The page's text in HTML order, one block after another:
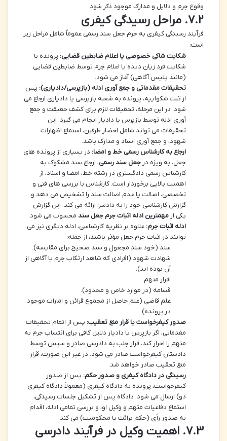
وقوع جرم و دلایل و مدارک موجود ذکر شود.
۷.۲. مراحل رسیدگی کیفری
فرآیند رسیدگی کیفری به جرم جعل سند رسمی عموماً شامل مراحل زیر
است:
شکایت شاکی خصوصی یا اعلام ضابطین قضایی: پرونده با
شکایت فرد زیان دیده یا اعلام جرم توسط ضابطین قضایی
(مانند پلیس آگاهی) آغاز می شود.
تحقیقات مقدماتی و جمع آوری ادله (بازپرسی/دادیاری): پس
از ثبت شکواییه، پرونده به شعبه بازپرسی یا دادیاری ارجاع می
شود. در این مرحله، تحقیقات لازم برای کشف حقیقت و جمع
آوری ادله توسط بازپرس یا دادیار انجام می گیرد. این
تحقیقات می تواند شامل احضار طرفین، استماع اظهارات
شهود، و جمع آوری اسناد و مدارک باشد.
ارجاع به کارشناس رسمی خط و امضا: در بسیاری از پرونده های
جعل، به ویژه در جعل سند رسمی، ارجاع سند مشکوک به
کارشناس رسمی دادگستری در رشته خط، امضا و اسناد، از
اهمیت بالایی برخوردار است. کارشناس با بررسی های فنی و
تخصصی، اصالت یا عدم اصالت سند را تشخیص می دهد و
گزارش کارشناسی خود را به دادسرا ارائه می کند. این گزارش
یکی از مهمترین ادله اثبات جرم جعل سند محسوب می شود.
ادله اثبات جرم: علاوه بر نظریه کارشناسی، ادله دیگری نیز می
توانند در اثبات جرم جعل مؤثر باشند، از جمله:
سند (خود سند مجعول و سند صحیح برای مقایسه).
شهادت شهود (افرادی که شاهد ارتکاب جرم یا آگاهی از
آن بوده اند).
اقرار متهم.
قسامه (در موارد خاص و محدود).
علم قاضی (علم حاصل از مجموع قرائن و امارات موجود
در پرونده).
صدور کیفرخواست یا قرار منع تعقیب: پس از اتمام تحقیقات
مقدماتی، اگر بازپرس یا دادیار دلایل کافی برای انتساب جرم به
متهم را احراز کند، قرار جلب به دادرسی صادر و سپس توسط
دادستان کیفرخواست صادر می شود. در غیر این صورت، قرار
منع تعقیب صادر خواهد شد.
رسیدگی در دادگاه کیفری و صدور حکم: پس از صدور
کیفرخواست، پرونده به دادگاه کیفری (معمولاً دادگاه کیفری
دو) ارسال می شود. دادگاه پس از تشکیل جلسات رسیدگی،
استماع دفاعیات متهم و وکیل او، و بررسی تمامی ادله، اقدام
به صدور رأی (حکم برائت یا محکومیت) می کند.
۷.۳. اهمیت وکیل در فرآیند دادرسی